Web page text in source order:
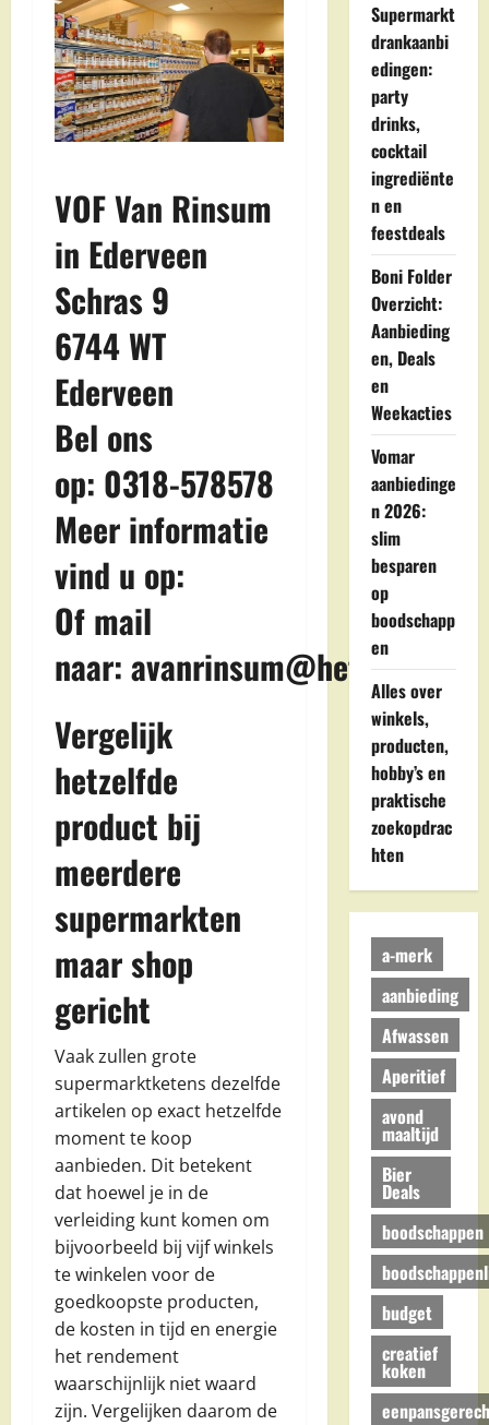
VOF Van Rinsum
in Ederveen
Schras 9
6744 WT
Ederveen
Bel ons
op: 0318-578578
Meer informatie
vind u op:
Of mail
naar: avanrinsum@hetnet.nl
Vergelijk
hetzelfde
product bij
meerdere
supermarkten
maar shop
gericht
Vaak zullen grote
supermarktketens dezelfde
artikelen op exact hetzelfde
moment te koop
aanbieden. Dit betekent
dat hoewel je in de
verleiding kunt komen om
bijvoorbeeld bij vijf winkels
te winkelen voor de
goedkoopste producten,
de kosten in tijd en energie
het rendement
waarschijnlijk niet waard
zijn. Vergelijken daarom de
Supermarkt
drankaanbi
edingen:
party
drinks,
cocktail
ingrediënte
n en
feestdeals
Boni Folder
Overzicht:
Aanbieding
en, Deals
en
Weekacties
Vomar
aanbiedinge
n 2026:
slim
besparen
op
boodschapp
en
Alles over
winkels,
producten,
hobby’s en
praktische
zoekopdrac
hten
a-merk
aanbieding
Afwassen
Aperitief
avond
maaltijd
Bier
Deals
boodschappen
budget
creatief
koken